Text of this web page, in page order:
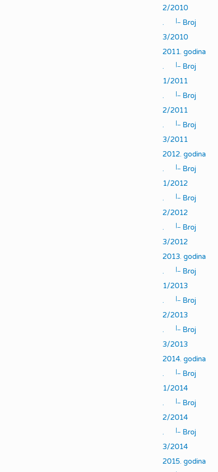
2/2010
.
|_ Broj
3/2010
2011. godina
.
|_ Broj
1/2011
.
|_ Broj
2/2011
.
|_ Broj
3/2011
2012. godina
.
|_ Broj
1/2012
.
|_ Broj
2/2012
.
|_ Broj
3/2012
2013. godina
.
|_ Broj
1/2013
.
|_ Broj
2/2013
.
|_ Broj
3/2013
2014. godina
.
|_ Broj
1/2014
.
|_ Broj
2/2014
.
|_ Broj
3/2014
2015. godina